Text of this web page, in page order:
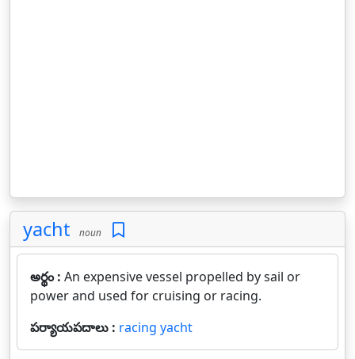
yacht noun
అర్థం : An expensive vessel propelled by sail or
power and used for cruising or racing.
పర్యాయపదాలు : racing yacht